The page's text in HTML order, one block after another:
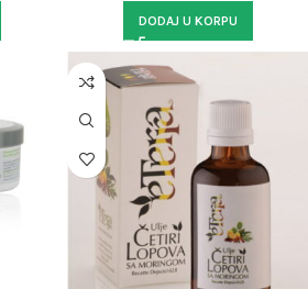
DODAJ U KORPU